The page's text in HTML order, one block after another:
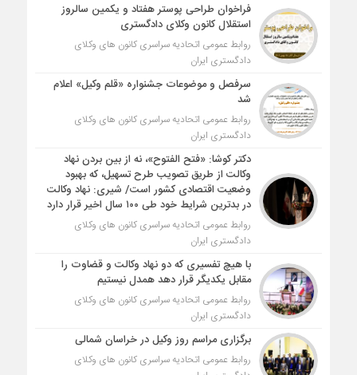
فراخوان طراحی پوستر هفتاد و یکمین سالروز
استقلال کانون وکلای دادگستری
روابط عمومی اتحادیه سراسری کانون های وکلای
دادگستری ایران
سرفصل و موضوعات جشنواره «قلم وکیل» اعلام
شد
روابط عمومی اتحادیه سراسری کانون های وکلای
دادگستری ایران
دکتر کوشا: «فتح الفتوح»، نه از بین بردن نهاد
وکالت از طریق تصویب طرح تسهیل، که بهبود
وضعیت اقتصادی کشور است/ شیری: نهاد وکالت
در بدترین شرایط خود طی ۱۰۰ سال اخیر قرار دارد
روابط عمومی اتحادیه سراسری کانون های وکلای
دادگستری ایران
با هیچ تفسیری که دو نهاد وکالت و قضاوت را
مقابل یکدیگر قرار دهد همدل نیستیم
روابط عمومی اتحادیه سراسری کانون های وکلای
دادگستری ایران
برگزاری مراسم روز وکیل در خراسان شمالی
روابط عمومی اتحادیه سراسری کانون های وکلای